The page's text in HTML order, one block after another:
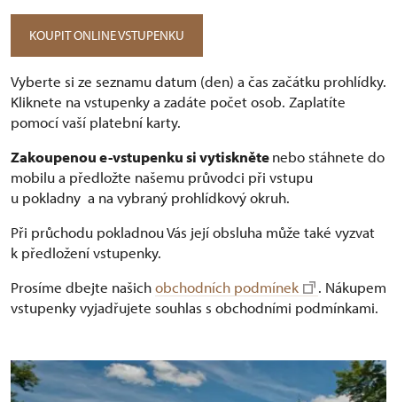
KOUPIT ONLINE VSTUPENKU
Vyberte si ze seznamu datum (den) a čas začátku prohlídky.
Kliknete na vstupenky a zadáte počet osob. Zaplatíte
pomocí vaší platební karty.
Zakoupenou e-vstupenku si vytisknětenebo stáhnete do
mobilu a předložte našemu průvodci při vstupu
u pokladny a na vybraný prohlídkový okruh.
Při průchodu pokladnou Vás její obsluha může také vyzvat
k předložení vstupenky.
Prosíme dbejte našichobchodních podmínek
. Nákupem
vstupenky vyjadřujete souhlas s obchodními podmínkami.